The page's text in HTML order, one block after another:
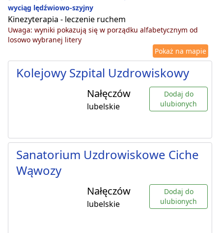
wyciąg lędźwiowo-szyjny
Kinezyterapia - leczenie ruchem
Uwaga: wyniki pokazują się w porządku alfabetycznym od
losowo wybranej litery
Pokaż na mapie
Kolejowy Szpital Uzdrowiskowy
Nałęczów
lubelskie
Dodaj do
ulubionych
Sanatorium Uzdrowiskowe Ciche
Wąwozy
Nałęczów
lubelskie
Dodaj do
ulubionych